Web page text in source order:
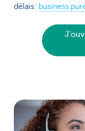
délais: